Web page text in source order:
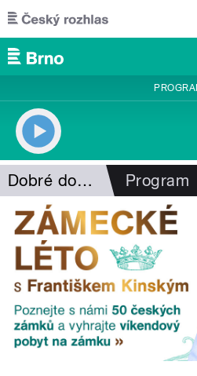
Přejít k hlavnímu obsahu
Dobré dopoledne s ČRo Brno Program